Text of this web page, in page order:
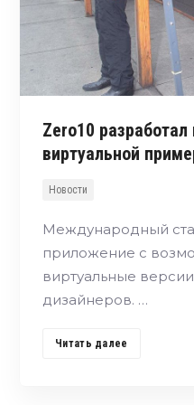
Zero10
виртуальной
Новости
Международный
приложение с
виртуальные
дизайнеров. …
Читать далее